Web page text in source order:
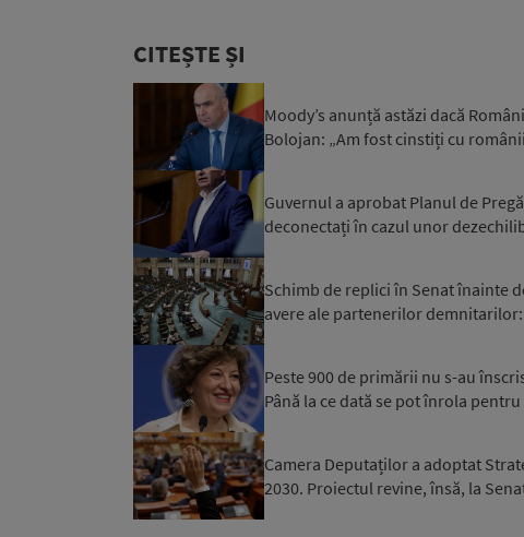
CITEȘTE ȘI
Moody’s anunță astăzi dacă
Bolojan: „Am fost cinstiți cu
Guvernul a aprobat Planul de
deconectați în cazul unor
Schimb de replici în Senat înainte
avere ale partenerilor
Peste 900 de primării nu s-au
Până la ce dată se pot înrola
Camera Deputaților a adoptat
2030. Proiectul revine, însă, la